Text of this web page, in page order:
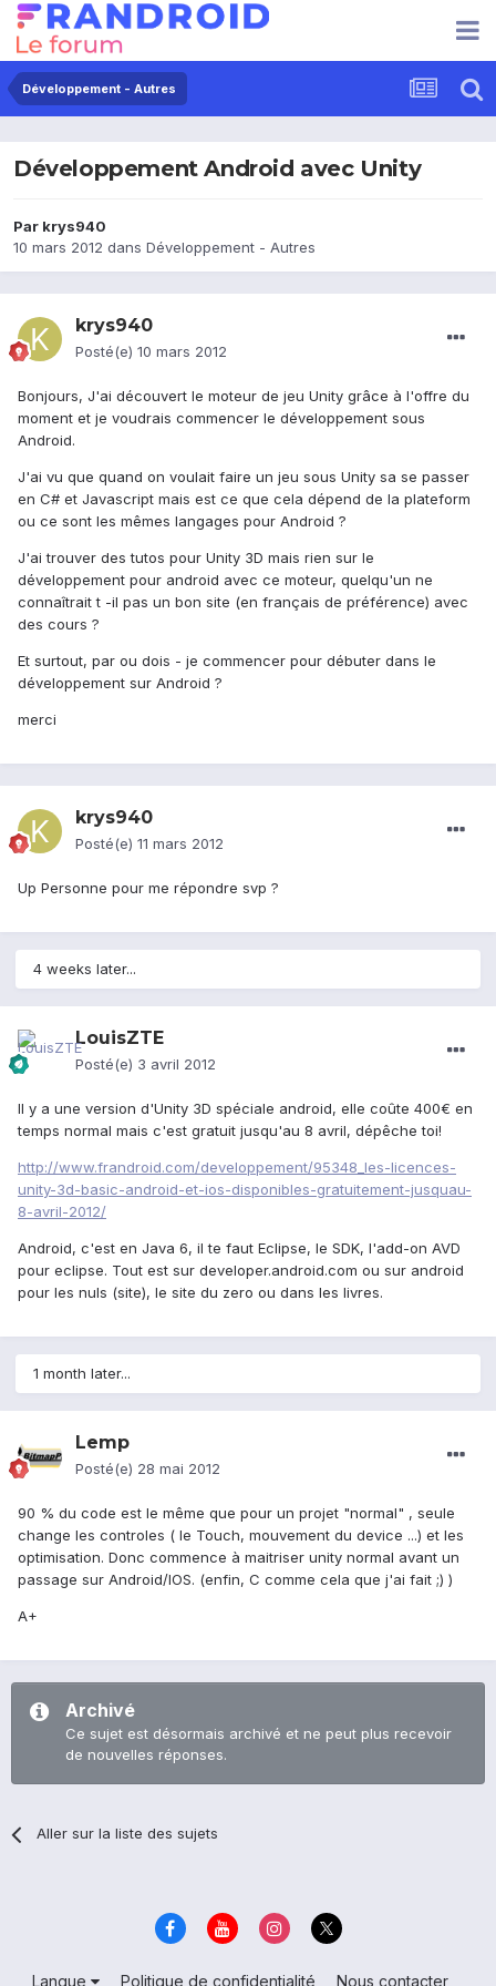
Développement - Autres
Développement Android avec Unity
Par krys940
10 mars 2012 dans Développement - Autres
krys940
Posté(e) 10 mars 2012
Bonjours, J'ai découvert le moteur de jeu Unity grâce à l'offre du
moment et je voudrais commencer le développement sous
Android.
J'ai vu que quand on voulait faire un jeu sous Unity sa se passer
en C# et Javascript mais est ce que cela dépend de la plateform
ou ce sont les mêmes langages pour Android ?
J'ai trouver des tutos pour Unity 3D mais rien sur le
développement pour android avec ce moteur, quelqu'un ne
connaîtrait t -il pas un bon site (en français de préférence) avec
des cours ?
Et surtout, par ou dois - je commencer pour débuter dans le
développement sur Android ?
merci
krys940
Posté(e) 11 mars 2012
Up Personne pour me répondre svp ?
4 weeks later...
LouisZTE
Posté(e) 3 avril 2012
Il y a une version d'Unity 3D spéciale android, elle coûte 400€ en
temps normal mais c'est gratuit jusqu'au 8 avril, dépêche toi!
http://www.frandroid.com/developpement/95348_les-licences-
unity-3d-basic-android-et-ios-disponibles-gratuitement-jusquau-
8-avril-2012/
Android, c'est en Java 6, il te faut Eclipse, le SDK, l'add-on AVD
pour eclipse. Tout est sur developer.android.com ou sur android
pour les nuls (site), le site du zero ou dans les livres.
1 month later...
Lemp
Posté(e) 28 mai 2012
90 % du code est le même que pour un projet "normal" , seule
change les controles ( le Touch, mouvement du device ...) et les
optimisation. Donc commence à maitriser unity normal avant un
passage sur Android/IOS. (enfin, C comme cela que j'ai fait ;) )
A+
Archivé
Ce sujet est désormais archivé et ne peut plus recevoir
de nouvelles réponses.
Aller sur la liste des sujets
Langue Politique de confidentialité Nous contacter